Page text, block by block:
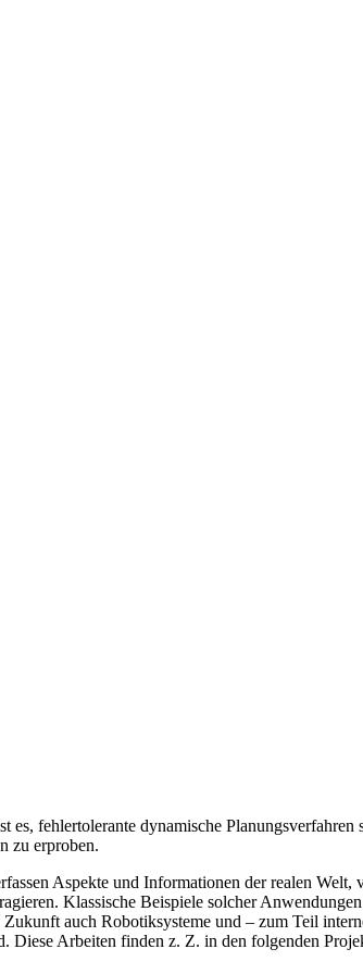
fehlertolerante dynamische
zu erproben.
Aspekte und Informationen der realen
Klassische Beispiele solcher
auch Robotiksysteme und – zum Teil
Diese Arbeiten finden z. Z. in den folgenden